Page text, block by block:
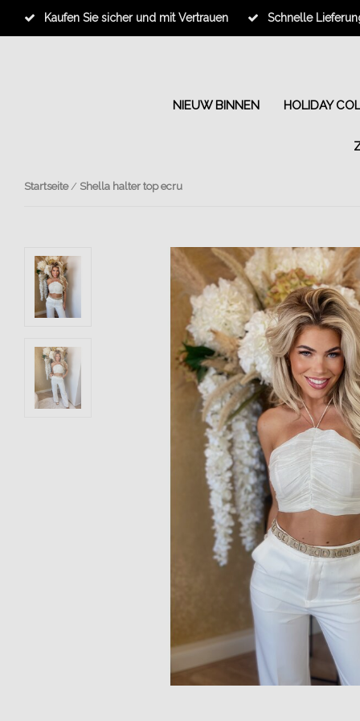
Kaufen Sie sicher und mit Vertrauen Schnelle
NIEUW BINNEN HOLIDAY
Startseite/ Shella halter top ecru